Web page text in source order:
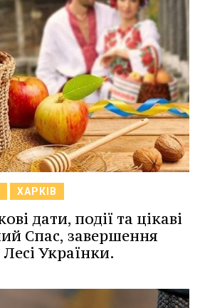
ХАРКІВ
дати, події та цікаві
Спас, завершення
Лесі Українки.